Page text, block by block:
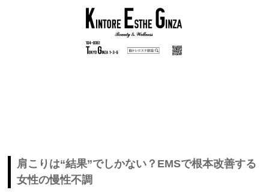
肩こりは“結果”でしかない？EMSで根本改善する
女性の慢性不調